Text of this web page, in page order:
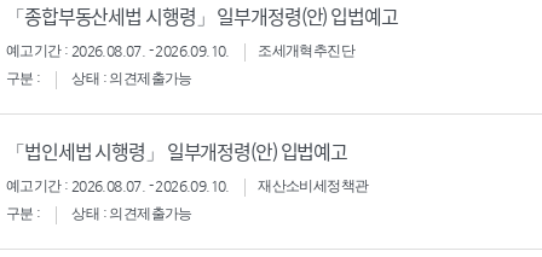
「종합부동산세법 시행령」 일부개정령(안) 입법예고
예고기간 : 2026.08.07. - 2026.09.10.
조세개혁추진단
구분 :
상태 : 의견제출가능
「법인세법 시행령」 일부개정령(안) 입법예고
예고기간 : 2026.08.07. - 2026.09.10.
재산소비세정책관
구분 :
상태 : 의견제출가능